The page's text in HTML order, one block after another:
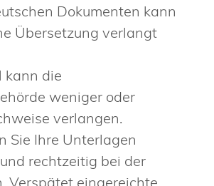
Dokumenten kann
Übersetzung verlangt
kann die
weniger oder
verlangen.
Sie Ihre Unterlagen
rechtzeitig bei der
Verspätet eingereichte